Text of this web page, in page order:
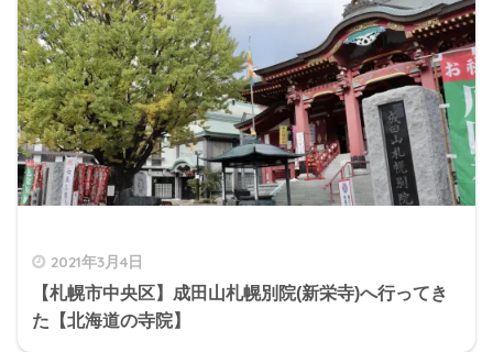
2021年3月4日
【札幌市中央区】成田山札幌別院(新栄寺)へ行ってき
た【北海道の寺院】